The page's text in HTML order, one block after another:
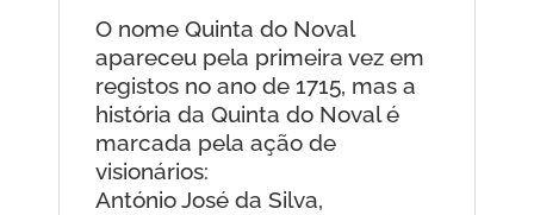
O nome Quinta do Noval
apareceu pela primeira vez em
registos no ano de 1715, mas a
história da Quinta do Noval é
marcada pela ação de
visionários:
António José da Silva,